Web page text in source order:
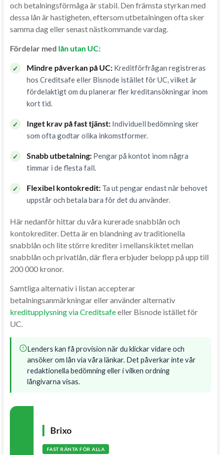
och betalningsförmåga är stabil. Den främsta styrkan med
dessa lån är hastigheten, eftersom utbetalningen ofta sker
samma dag eller senast nästkommande vardag.
Fördelar med lån utan UC:
✓ Mindre påverkan på UC: Kreditförfrågan registreras
hos Creditsafe eller Bisnode istället för UC, vilket är
fördelaktigt om du planerar fler kreditansökningar inom
kort tid.
✓ Inget krav på fast tjänst: Individuell bedömning sker
som ofta godtar olika inkomstformer.
✓ Snabb utbetalning: Pengar på kontot inom några
timmar i de flesta fall.
✓ Flexibel kontokredit: Ta ut pengar endast när behovet
uppstår och betala bara för det du använder.
Här nedanför hittar du våra kurerade snabblån och
kontokrediter. Detta är en blandning av traditionella
snabblån och lite större krediter i mellanskiktet mellan
snabblån och privatlån, där flera erbjuder belopp på upp till
200 000 kronor.
Samtliga alternativ i listan accepterar
betalningsanmärkningar eller använder alternativ
kreditupplysning via Creditsafeeller Bisnode istället för
UC.
Lenders kan få provision när du klickar vidare och
ansöker om lån via våra länkar. Det påverkar inte vår
redaktionella bedömning eller i vilken ordning
långivarna visas.
Brixo
FAST RÄNTA FÖR ALLA